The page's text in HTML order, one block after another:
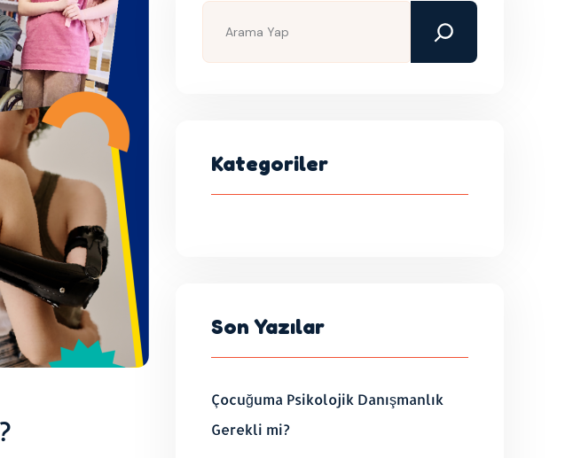
Kategoriler
Son Yazılar
Çocuğuma Psikolojik Danışmanlık
Gerekli mi?